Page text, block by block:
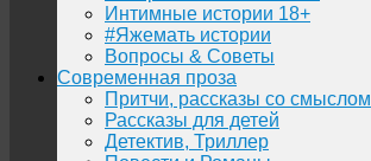
Интимные истории 18+
#Яжемать истории
Вопросы & Советы
Современная проза
Притчи, рассказы со смыслом
Рассказы для детей
Детектив, Триллер